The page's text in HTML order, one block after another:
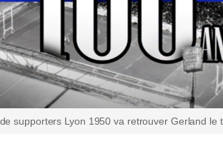
supporters Lyon 1950 va retrouver Gerland le